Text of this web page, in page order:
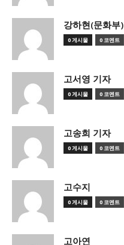
강하현(문화부)
0 게시물 0 코멘트
고서영 기자
0 게시물 0 코멘트
고송희 기자
0 게시물 0 코멘트
고수지
0 게시물 0 코멘트
고아연